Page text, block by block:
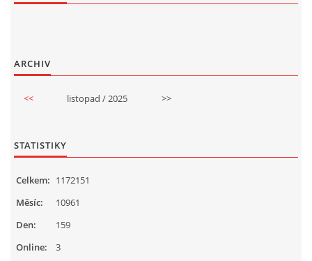
ARCHIV
<< listopad / 2025 >>
STATISTIKY
Online: 3
Celkem: 1172151
Měsíc:
10961
Den:
159